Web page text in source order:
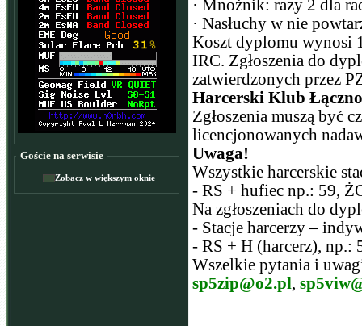
Goście na serwisie
Zobacz w większym oknie
· Mnożnik: razy 2 dla
· Nasłuchy w nie
Koszt dyplomu wynosi
IRC. Zgłoszenia do
zatwierdzonych przez
Harcerski Klub
Zgłoszenia muszą być
licencjonowanych
Uwaga!
Wszystkie harcerskie
- RS + hufiec np.: 59,
Na zgłoszeniach do
- Stacje harcerzy –
- RS + H (harcerz), np.:
Wszelkie pytania i
sp5zip@o2.pl ,